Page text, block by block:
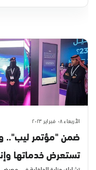
الأربعاء ٠٨ فبراير ٢٠٢٣
ضمن "مؤتمر ليب"..
تستعرض خدماتها